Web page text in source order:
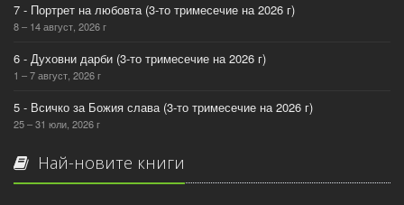
7 - Портрет на любовта (3-то тримесечие на 2026 г)
8 – 14 август, 2026 г
6 - Духовни дарби (3-то тримесечие на 2026 г)
1 – 7 август, 2026 г
5 - Всичко за Божия слава (3-то тримесечие на 2026 г)
25 – 31 юли, 2026 г
Най-новите книги